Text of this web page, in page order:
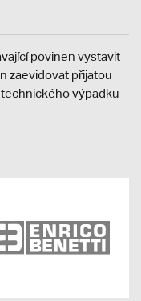
povinen vystavit
zaevidovat přijatou
výpadku